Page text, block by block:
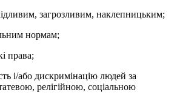
загрозливим, наклепницьким;
нормам;
права;
і/або дискримінацію людей за
релігійною, соціальною